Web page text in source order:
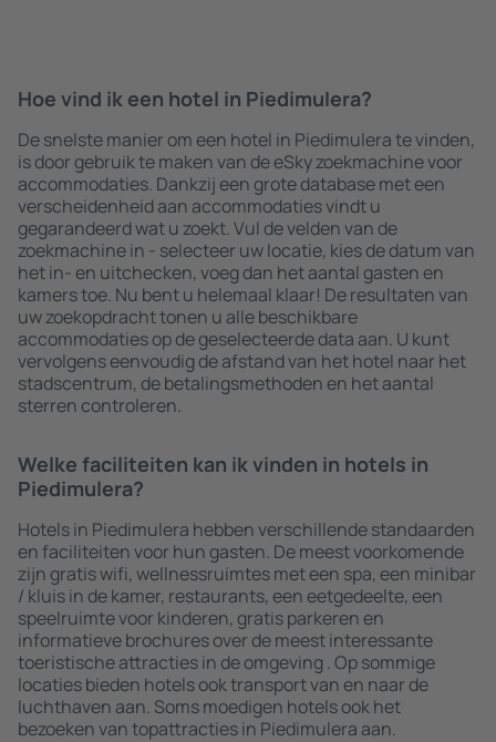
Hoe vind ik een hotel in Piedimulera?
De snelste manier om een hotel in Piedimulera te vinden,
is door gebruik te maken van de eSky zoekmachine voor
accommodaties. Dankzij een grote database met een
verscheidenheid aan accommodaties vindt u
gegarandeerd wat u zoekt. Vul de velden van de
zoekmachine in - selecteer uw locatie, kies de datum van
het in- en uitchecken, voeg dan het aantal gasten en
kamers toe. Nu bent u helemaal klaar! De resultaten van
uw zoekopdracht tonen u alle beschikbare
accommodaties op de geselecteerde data aan. U kunt
vervolgens eenvoudig de afstand van het hotel naar het
stadscentrum, de betalingsmethoden en het aantal
sterren controleren.
Welke faciliteiten kan ik vinden in hotels in
Piedimulera?
Hotels in Piedimulera hebben verschillende standaarden
en faciliteiten voor hun gasten. De meest voorkomende
zijn gratis wifi, wellnessruimtes met een spa, een minibar
/ kluis in de kamer, restaurants, een eetgedeelte, een
speelruimte voor kinderen, gratis parkeren en
informatieve brochures over de meest interessante
toeristische attracties in de omgeving . Op sommige
locaties bieden hotels ook transport van en naar de
luchthaven aan. Soms moedigen hotels ook het
bezoeken van topattracties in Piedimulera aan.